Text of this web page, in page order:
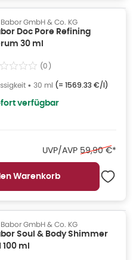
Babor GmbH & Co. KG
Doc Pore Refining
30 ml
(0)
• 30 ml (= 1569.33 €/l)
verfügbar
UVP/AVP Ehemaliger
59,90 €*
Warenkorb
Babor GmbH & Co. KG
Soul & Body Shimmer
100 ml